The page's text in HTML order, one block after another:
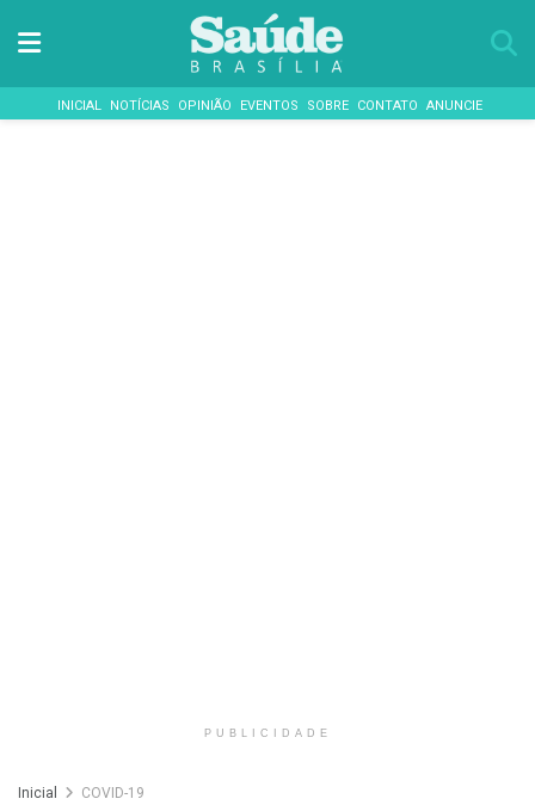
INICIAL NOTÍCIAS OPINIÃO EVENTOS SOBRE CONTATO ANUNCIE
PUBLICIDADE
Inicial COVID-19